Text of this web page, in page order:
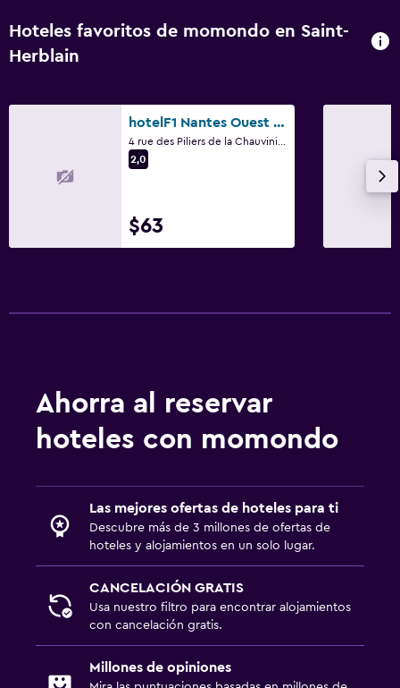
Hoteles favoritos de momondo en Saint-
Herblain
hotelF1 Nantes Ouest Saint-Herblain
2,0
$63
Ahorra al reservar
hoteles con momondo
Las mejores ofertas de hoteles para ti
Descubre más de 3 millones de ofertas de
hoteles y alojamientos en un solo lugar.
CANCELACIÓN GRATIS
Usa nuestro filtro para encontrar alojamientos
con cancelación gratis.
Millones de opiniones